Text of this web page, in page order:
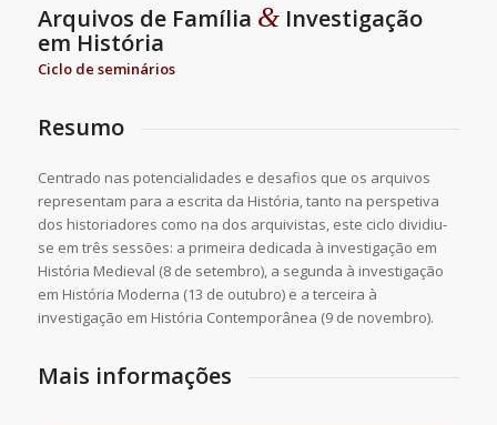
Arquivos de Família &Investigação
em História
Ciclo de seminários
Resumo
Centrado nas potencialidades e desafios que os arquivos
representam para a escrita da História, tanto na perspetiva
dos historiadores como na dos arquivistas, este ciclo dividiu-
se em três sessões: a primeira dedicada à investigação em
História Medieval (8 de setembro), a segunda à investigação
em História Moderna (13 de outubro) e a terceira à
investigação em História Contemporânea (9 de novembro).
Mais informações